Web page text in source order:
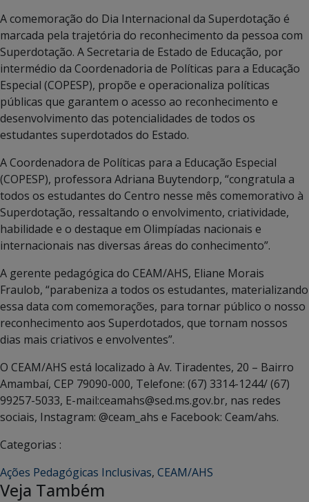
A comemoração do Dia Internacional da Superdotação é
marcada pela trajetória do reconhecimento da pessoa com
Superdotação. A Secretaria de Estado de Educação, por
intermédio da Coordenadoria de Políticas para a Educação
Especial (COPESP), propõe e operacionaliza políticas
públicas que garantem o acesso ao reconhecimento e
desenvolvimento das potencialidades de todos os
estudantes superdotados do Estado.
A Coordenadora de Políticas para a Educação Especial
(COPESP), professora Adriana Buytendorp, “congratula a
todos os estudantes do Centro nesse mês comemorativo à
Superdotação, ressaltando o envolvimento, criatividade,
habilidade e o destaque em Olimpíadas nacionais e
internacionais nas diversas áreas do conhecimento”.
A gerente pedagógica do CEAM/AHS, Eliane Morais
Fraulob, “parabeniza a todos os estudantes, materializando
essa data com comemorações, para tornar público o nosso
reconhecimento aos Superdotados, que tornam nossos
dias mais criativos e envolventes”.
O CEAM/AHS está localizado à Av. Tiradentes, 20 – Bairro
Amambaí, CEP 79090-000, Telefone: (67) 3314-1244/ (67)
99257-5033, E-mail:ceamahs@sed.ms.gov.br, nas redes
sociais, Instagram: @ceam_ahs e Facebook: Ceam/ahs.
Categorias :
Ações Pedagógicas Inclusivas, CEAM/AHS
Veja Também